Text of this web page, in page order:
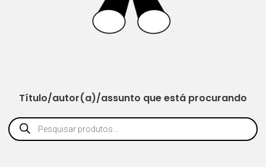
Título/autor(a)/assunto que está procurando